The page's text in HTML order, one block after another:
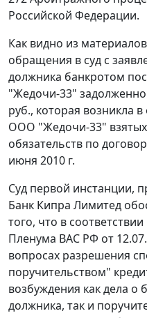
Российской Федерации.
Как видно из
обращения в суд с
должника банкротом
"Жедочи-33"
руб., которая возникла
ООО "Жедочи-33"
обязательств по
июня 2010 г.
Суд первой инстанции,
Банк Кипра Лимитед
того, что в соответствии
Пленума ВАС РФ от
вопросах разрешения
поручительством"
возбуждения как дела о
должника, так и